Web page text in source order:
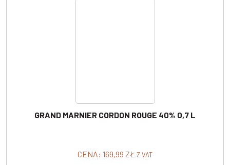
GRAND MARNIER CORDON ROUGE 40% 0,7 L
CENA: 169,99 ZŁ Z VAT